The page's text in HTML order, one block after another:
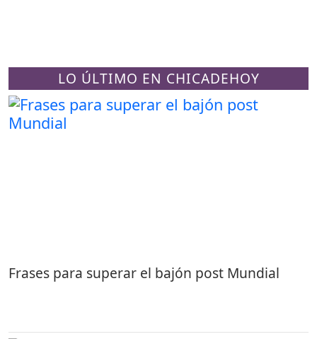
LO ÚLTIMO EN CHICADEHOY
Frases para superar el bajón post Mundial